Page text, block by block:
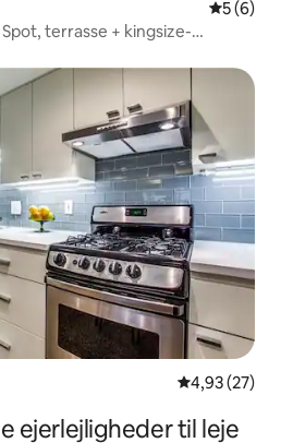
5 ud af 5
5 (6)
terrasse + kingsize-
4,93 ud af 5 i
4,93 (27)
ejerlejligheder til leje